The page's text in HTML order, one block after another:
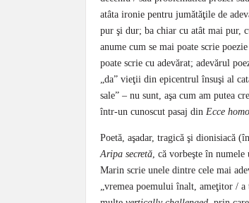
atâta ironie pentru jumătăţile de
pur şi dur; ba chiar cu atât mai pur,
anume cum se mai poate scrie
poate scrie cu adevărat; adevărul
„da” vieţii din epicentrul însuşi al
sale” – nu sunt, aşa cum am putea
într-un cunoscut pasaj din Ecce homo
Poetă, aşadar, tragică şi dionisiacă
Aripa secretă, că vorbeşte în numele
Marin scrie unele dintre cele mai
„vremea poemului înalt, ameţitor / a